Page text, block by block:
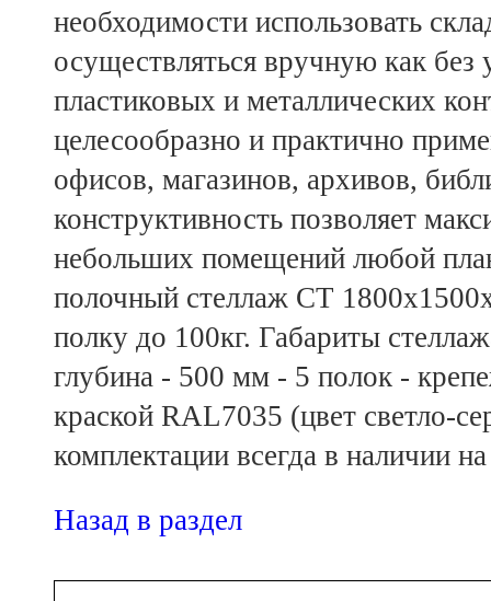
необходимости использовать
осуществляться вручную как без
пластиковых и металлических
целесообразно и практично
офисов, магазинов, архивов,
конструктивность позволяет
небольших помещений любой
полочный стеллаж СТ
полку до 100кг. Габариты
глубина - 500 мм - 5 полок -
краской RAL7035 (цвет светло-
комплектации всегда в наличии
Назад в раздел